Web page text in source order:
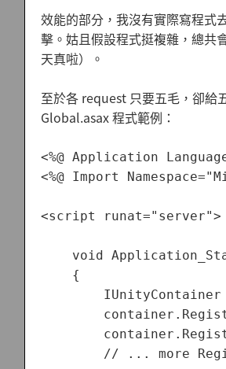
效能的部分，我沒有實際寫程式
擊。姑且假設程式挺複雜，總共
天真啦）。
至於各 request 只要五毛，卻給
Global.asax 程式範例：
<%@ Application
<%@ Import
<script runat="server">
void
    {
// ... more